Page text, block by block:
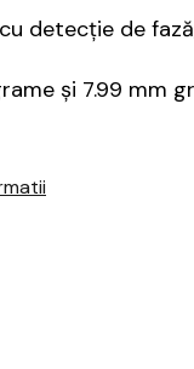
detecţie de
și 7.99 mm